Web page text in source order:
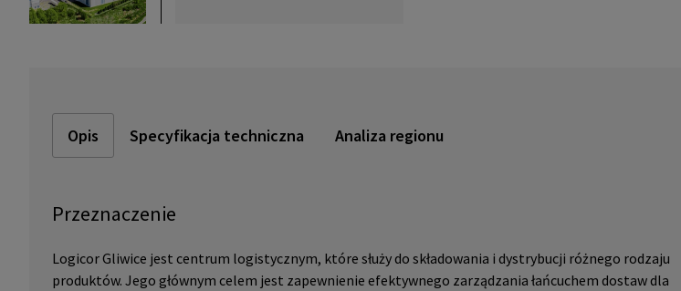
Opis Specyfikacja techniczna Analiza regionu
Przeznaczenie
Logicor Gliwice jest centrum logistycznym, które służy do składowania i dystrybucji różnego rodzaju
produktów. Jego głównym celem jest zapewnienie efektywnego zarządzania łańcuchem dostaw dla